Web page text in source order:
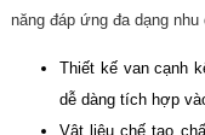
năng đáp ứng đa dạng
Thiết kế van cạnh
dễ dàng tích hợp
Vật liệu chế tạo